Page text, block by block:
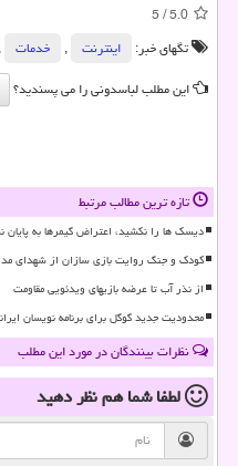
5.0
/
5
تگهای خبر:
اینترنت , خدمات ,
این مطلب لباسدونی را می پسندید؟
تازه ترین مطالب مرتبط
دیسک ها را نکشید، اعتراض گیمرها به پایان
کودک و جنگ روایت بازی سازان از شهدای
از نذر آب تا عرضه بازیهای ویدئویی مقاومت
محدودیت جدید گوگل برای برنامه نویسان
نظرات بینندگان در مورد این مطلب
لطفا شما همنظر دهید